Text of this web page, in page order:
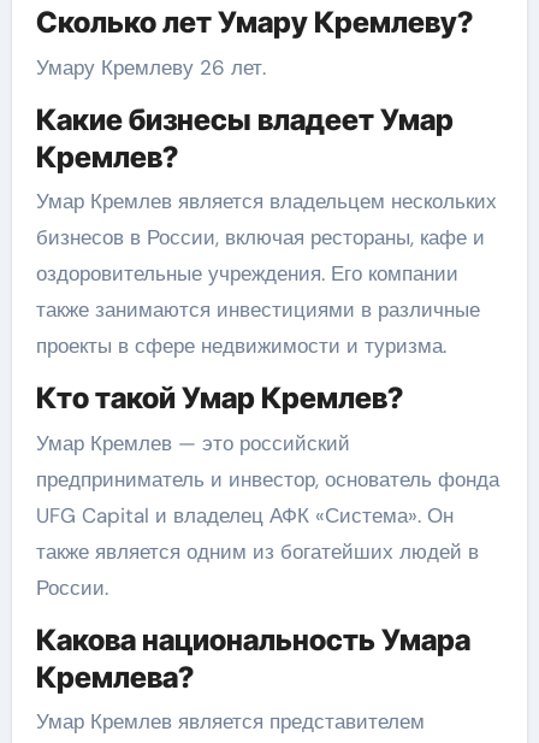
Сколько лет Умару Кремлеву?
Умару Кремлеву 26 лет.
Какие бизнесы владеет Умар
Кремлев?
Умар Кремлев является владельцем нескольких
бизнесов в России, включая рестораны, кафе и
оздоровительные учреждения. Его компании
также занимаются инвестициями в различные
проекты в сфере недвижимости и туризма.
Кто такой Умар Кремлев?
Умар Кремлев — это российский
предприниматель и инвестор, основатель фонда
UFG Capital и владелец АФК «Система». Он
также является одним из богатейших людей в
России.
Какова национальность Умара
Кремлева?
Умар Кремлев является представителем